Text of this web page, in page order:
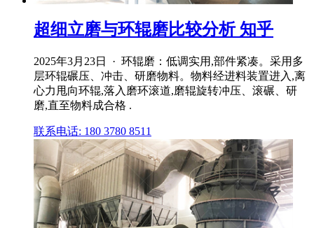
超细立磨与环辊磨比较分析 知乎
2025年3月23日 · 环辊磨：低调实用,部件紧凑。采用多
层环辊碾压、冲击、研磨物料。物料经进料装置进入,离
心力甩向环辊,落入磨环滚道,磨辊旋转冲压、滚碾、研
磨,直至物料成合格 .
联系电话: 180 3780 8511